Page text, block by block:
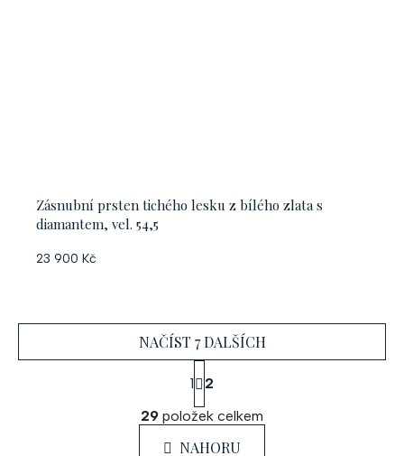
Zásnubní prsten tichého lesku z bílého zlata s
diamantem, vel. 54,5
23 900 Kč
O
v
l
NAČÍST 7 DALŠÍCH
S
t
r
á
n
1
2
29 položek celkem
NAHORU